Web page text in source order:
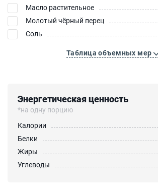
Масло растительное
Молотый чёрный перец
Соль
Таблица объемных мер
Энергетическая ценность
*на одну порцию
Калории
Белки
Жиры
Углеводы